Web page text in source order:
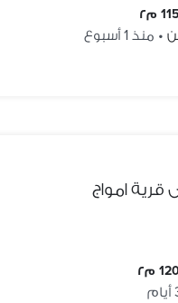
115 م٢
• منذ 1 أسبوع
امواج
م٢